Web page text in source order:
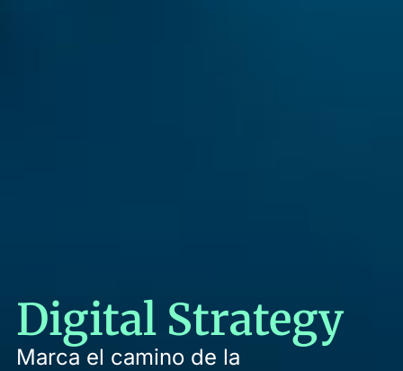
Digital Strategy
Marca el camino de la